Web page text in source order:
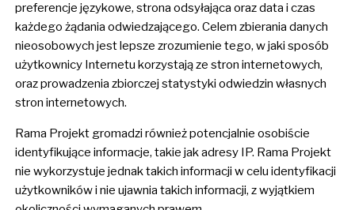
preferencje językowe, strona odsyłająca oraz data i czas
każdego żądania odwiedzającego. Celem zbierania danych
nieosobowych jest lepsze zrozumienie tego, w jaki sposób
użytkownicy Internetu korzystają ze stron internetowych,
oraz prowadzenia zbiorczej statystyki odwiedzin własnych
stron internetowych.
Rama Projekt gromadzi również potencjalnie osobiście
identyfikujące informacje, takie jak adresy IP. Rama Projekt
nie wykorzystuje jednak takich informacji w celu identyfikacji
użytkowników i nie ujawnia takich informacji, z wyjątkiem